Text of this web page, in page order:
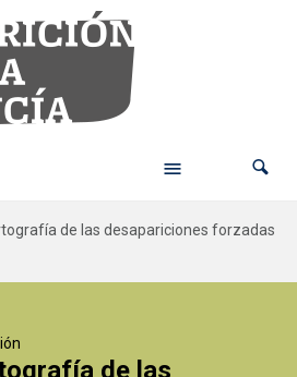
de las desapariciones forzadas
de las